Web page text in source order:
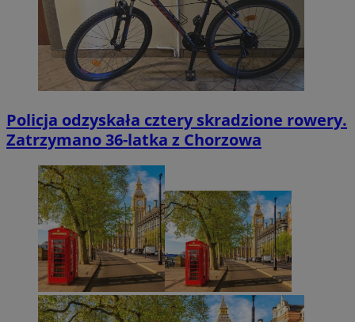
Policja odzyskała cztery skradzione rowery.
Zatrzymano 36-latka z Chorzowa